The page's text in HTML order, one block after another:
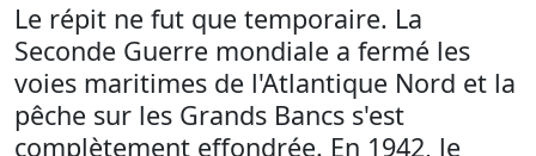
Le répit ne fut que temporaire. La
Seconde Guerre mondiale a fermé les
voies maritimes de l'Atlantique Nord et la
pêche sur les Grands Bancs s'est
complètement effondrée. En 1942, le